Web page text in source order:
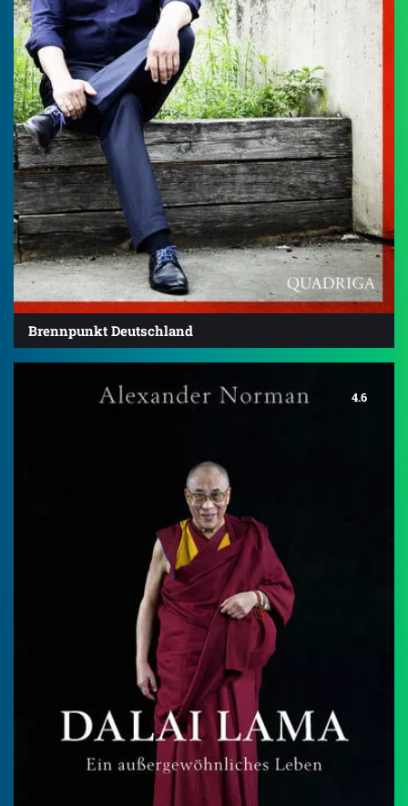
Brennpunkt Deutschland
4.6